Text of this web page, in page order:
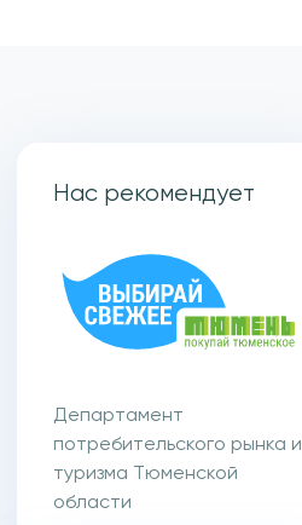
Нас рекомендует
Департамент
потребительского рынка и
туризма Тюменской
области